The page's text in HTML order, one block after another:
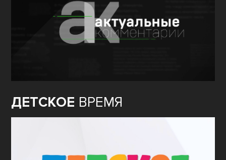
ДЕТСКОЕ ВРЕМЯ